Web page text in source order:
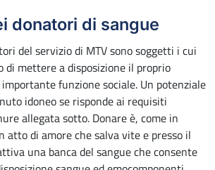
donatori di sangue
del servizio di MTV sono soggetti i cui
di mettere a disposizione il proprio
funzione sociale. Un potenziale
idoneo se risponde ai requisiti
allegata sotto. Donare è, come in
atto di amore che salva vite e presso il
una banca del sangue che consente